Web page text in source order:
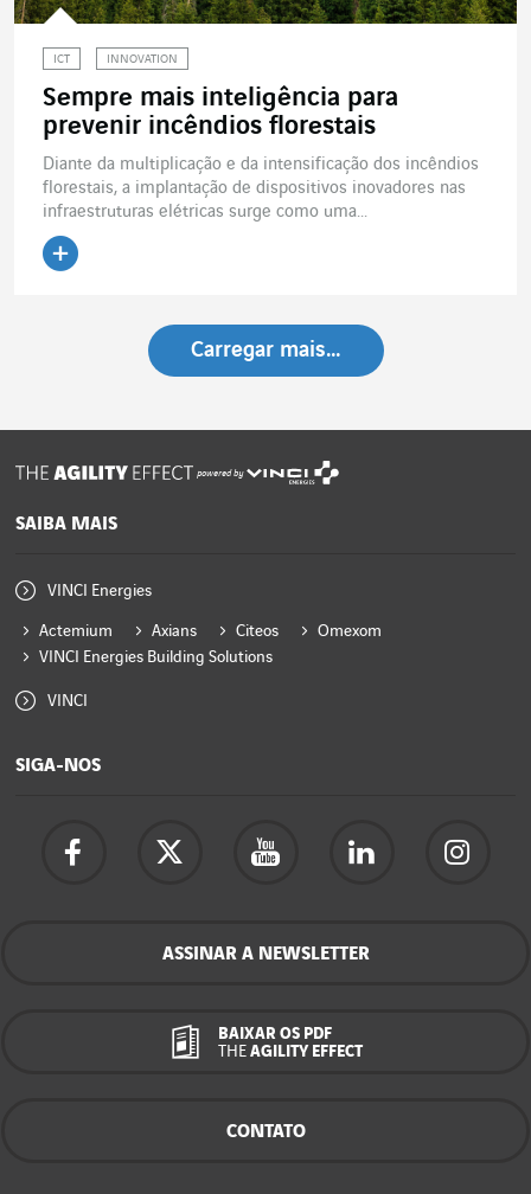
ICT INNOVATION
Sempre mais inteligência para
prevenir incêndios florestais
Diante da multiplicação e da intensificação dos incêndios
florestais, a implantação de dispositivos inovadores nas
infraestruturas elétricas surge como uma...
Carregar mais…
powered by
SAIBA MAIS
VINCI Energies
Actemium Axians Citeos
Omexom
VINCI Energies Building Solutions
VINCI
SIGA-NOS
ASSINAR A NEWSLETTER
BAIXAR OS PDF
THE AGILITY EFFECT
CONTATO